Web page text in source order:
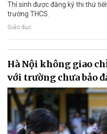
Thí sinh được đăng ký thi thứ
trường THCS.
Giáo dục
Hà Nội không giao
với trường chưa bảo